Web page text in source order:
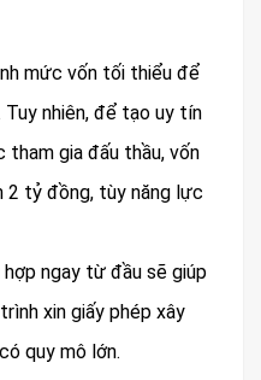
mức vốn tối thiểu để
nhiên, để tạo uy tín
tham gia đấu thầu, vốn
tỷ đồng, tùy năng lực
ngay từ đầu sẽ giúp
xin giấy phép xây
quy mô lớn.